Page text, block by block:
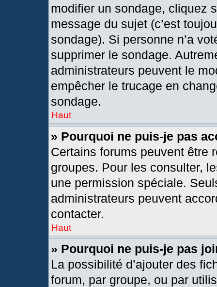
modifier un sondage, cliquez
message du sujet (c’est
sondage). Si personne n’a
supprimer le sondage.
administrateurs peuvent le
empêcher le trucage en
sondage.
Haut
» Pourquoi ne puis-je pas
Certains forums peuvent être
groupes. Pour les consulter,
une permission spéciale.
administrateurs peuvent
contacter.
Haut
» Pourquoi ne puis-je pas
La possibilité d’ajouter des
forum, par groupe, ou par